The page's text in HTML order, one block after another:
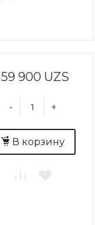
900 UZS
- +
В корзину